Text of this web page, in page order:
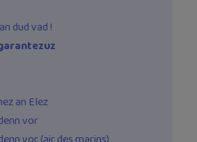
dud vad !
an Elez
vor